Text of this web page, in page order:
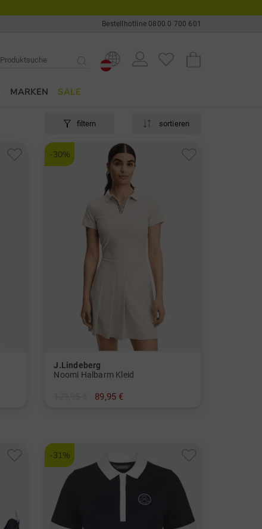
Bestellhotline 0800 0 700 601
MARKEN SALE
filtern sortieren
-30%
J.Lindeberg
Noomi Halbarm Kleid
89,95 €
-31%